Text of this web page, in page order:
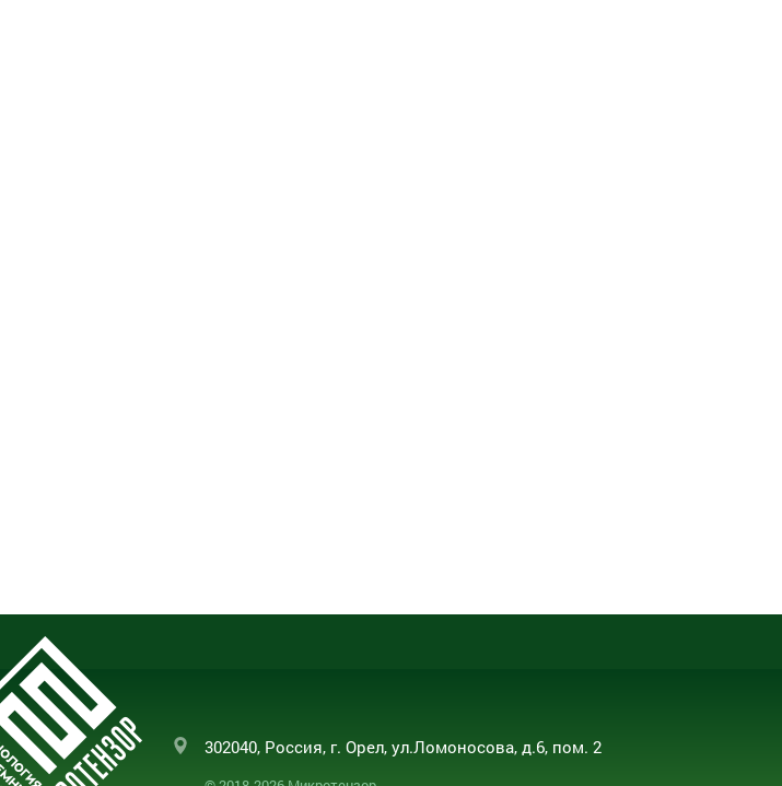
302040, Россия, г. Орел, ул.Ломоносова, д.6, пом. 2